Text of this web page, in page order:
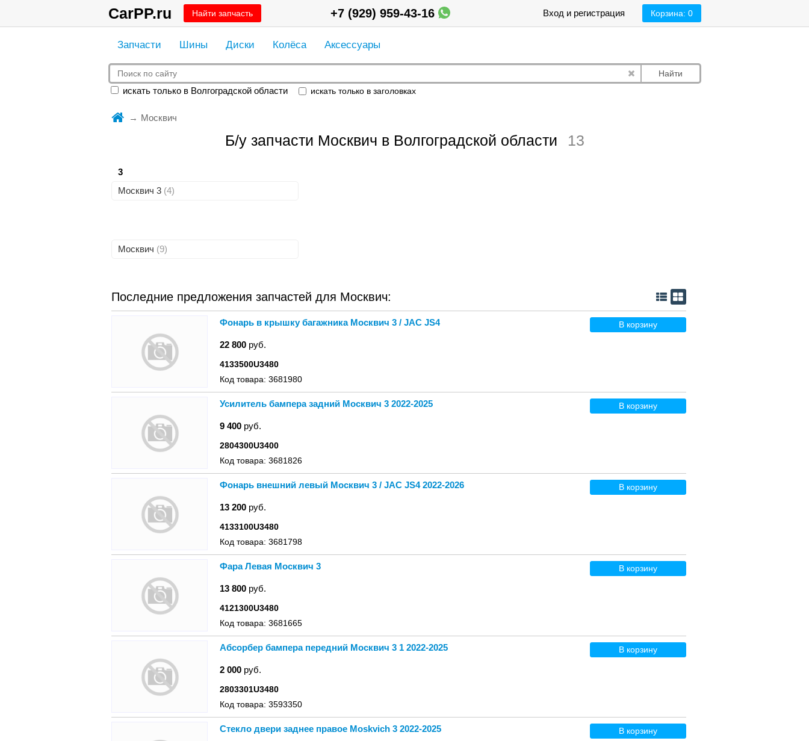
CarPP.ru Найти запчасть Корзина: 0
Вход и регистрация
+7 (929) 959-43-16
Запчасти Шины Диски Колёса Аксессуары
Найти
искать только в Волгоградской области искать только в заголовках
Москвич
Б/у запчасти Москвич в Волгоградской области 13
3
Москвич 3 (4)
Москвич (9)
Последние предложения запчастей для Москвич:
Фонарь в крышку багажника Москвич 3 / JAC JS4
22 800 руб.
4133500U3480
Код товара: 3681980
В корзину
Усилитель бампера задний Москвич 3 2022-2025
9 400 руб.
2804300U3400
Код товара: 3681826
В корзину
Фонарь внешний левый Москвич 3 / JAC JS4 2022-2026
13 200 руб.
4133100U3480
Код товара: 3681798
В корзину
Фара Левая Москвич 3
13 800 руб.
4121300U3480
Код товара: 3681665
В корзину
Абсорбер бампера передний Москвич 3 1 2022-2025
2 000 руб.
2803301U3480
Код товара: 3593350
В корзину
Стекло двери заднее правое Moskvich 3 2022-2025 В корзину